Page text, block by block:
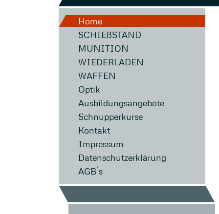
Home
SCHIEßSTAND
MUNITION
WIEDERLADEN
WAFFEN
Optik
Ausbildungsangebote
Schnupperkurse
Kontakt
Impressum
Datenschutzerklärung
AGB´s